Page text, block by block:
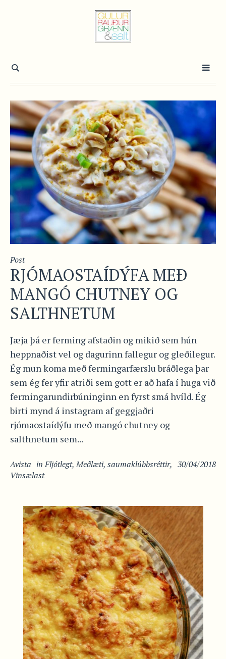
Post
RJÓMAOSTAÍDÝFA MEÐ
MANGÓ CHUTNEY OG
SALTHNETUM
Jæja þá er ferming afstaðin og mikið sem hún
heppnaðist vel og dagurinn fallegur og gleðilegur.
Ég mun koma með fermingarfærslu bráðlega þar
sem ég fer yfir atriði sem gott er að hafa í huga við
fermingarundirbúninginn en fyrst smá hvíld. Ég
birti mynd á instagram af geggjaðri
rjómaostaídýfu með mangó chutney og
salthnetum sem...
30/04/2018
Avista inFljótlegt,Meðlæti, saumaklúbbsréttir,
Vinsælast